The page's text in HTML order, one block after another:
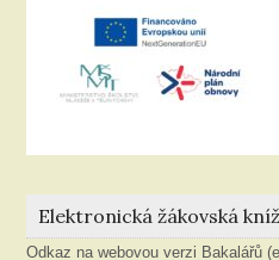
Elektronická žákovská
Odkaz na webovou verzi Bakalářů